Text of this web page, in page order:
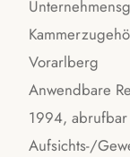
Vorarlberg
Anwendbare
1994,
Aufsichts-/